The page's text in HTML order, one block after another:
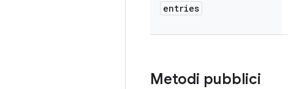
entries
Metodi pubblici